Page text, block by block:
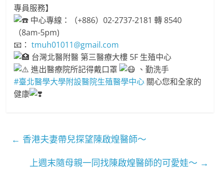
專員服務】
中心專線：（+886）02-2737-2181 轉 8540
（8am-5pm)
📧：tmuh01011@gmail.com
台灣北醫附醫 第三醫療大樓 5F 生殖中心
進出醫療院所記得戴口罩
、勤洗手
#臺北醫學大學附設醫院生殖醫學中心 關心您和全家的
健康
← 香港夫妻帶兒探望陳啟煌醫師～
上週末隨母親一同找陳啟煌醫師的可愛娃～ →